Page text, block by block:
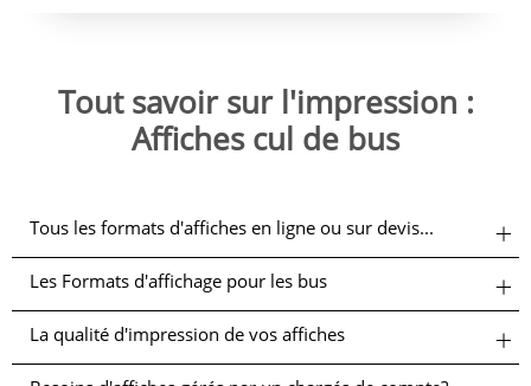
Tout savoir sur l'impression :
Affiches cul de bus
Tous les formats d'affiches en ligne ou sur devis...
Les Formats d'affichage pour les bus
La qualité d'impression de vos affiches